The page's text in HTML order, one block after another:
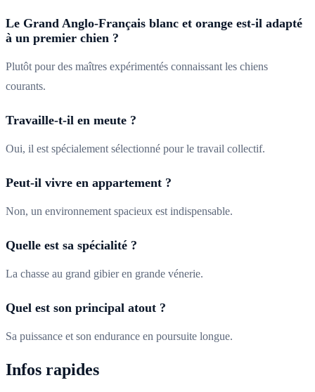
Le Grand Anglo-Français blanc et orange est-il adapté
à un premier chien ?
Plutôt pour des maîtres expérimentés connaissant les chiens
courants.
Travaille-t-il en meute ?
Oui, il est spécialement sélectionné pour le travail collectif.
Peut-il vivre en appartement ?
Non, un environnement spacieux est indispensable.
Quelle est sa spécialité ?
La chasse au grand gibier en grande vénerie.
Quel est son principal atout ?
Sa puissance et son endurance en poursuite longue.
Infos rapides